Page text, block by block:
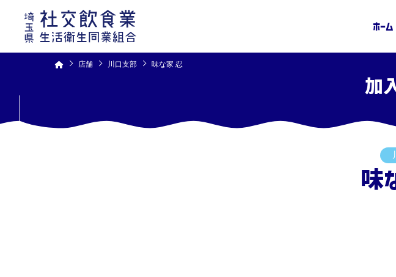
ホーム
ッ
店舗 川口支部 味な家 忍
加
味